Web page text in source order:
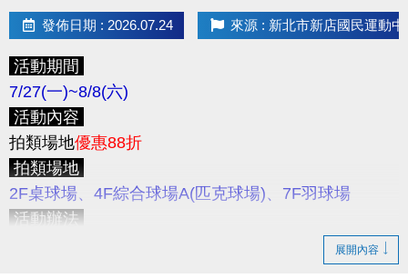
發佈日期 : 2026.07.24 來源 : 新北市新店國民運動中
活動期間
7/27(一)~8/8(六)
活動內容
拍類場地優惠88折
拍類場地
2F桌球場、4F綜合球場A(匹克球場)、7F羽球場
活動辦法
僅開放現場臨租今、明兩天之拍類球場，歡
展開內容